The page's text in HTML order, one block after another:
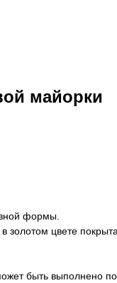
майорки
формы.
золотом цвете
быть выполнено